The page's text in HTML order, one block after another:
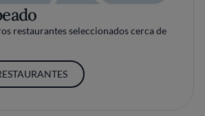
restaurantes seleccionados cerca de